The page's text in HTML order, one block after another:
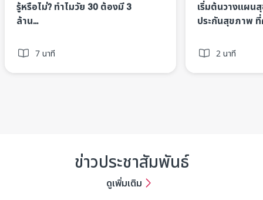
รู้หรือไม่? ทำไมวัย 30 ต้องมี 3
ล้าน... ​
7 นาที
เริ่มต้นวางแผน
ประกันสุขภาพ ที่
2 นาที
ข่าวประชาสัมพันธ์
ดูเพิ่มเติม